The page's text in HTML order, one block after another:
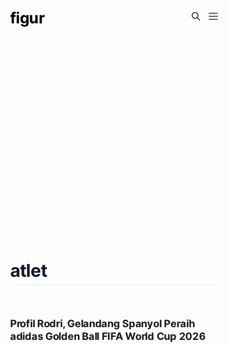
figur
atlet
Profil Rodri, Gelandang Spanyol Peraih
adidas Golden Ball FIFA World Cup 2026